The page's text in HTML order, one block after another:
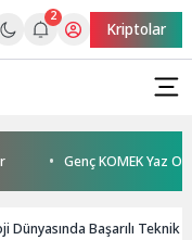
2
Kriptolar
Genç KOMEK Yaz
Dünyasında Başarılı Teknik